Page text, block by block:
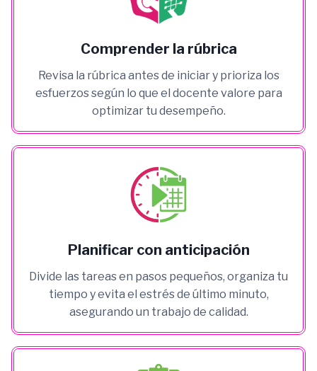
Comprender la rúbrica
Revisa la rúbrica antes de iniciar y prioriza los
esfuerzos según lo que el docente valore para
optimizar tu desempeño.
Planificar con anticipación
Divide las tareas en pasos pequeños, organiza tu
tiempo y evita el estrés de último minuto,
asegurando un trabajo de calidad.